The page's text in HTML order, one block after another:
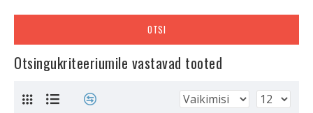
OTSI
Otsingukriteeriumile vastavad tooted